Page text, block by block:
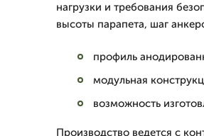
нагрузки и требования
высоты парапета, шаг
профиль
модульная
возможность
Производство ведется с